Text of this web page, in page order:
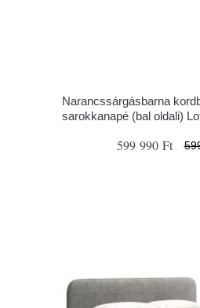
Narancssárgásbarna
sarokkanapé (bal oldali)
599 990 Ft